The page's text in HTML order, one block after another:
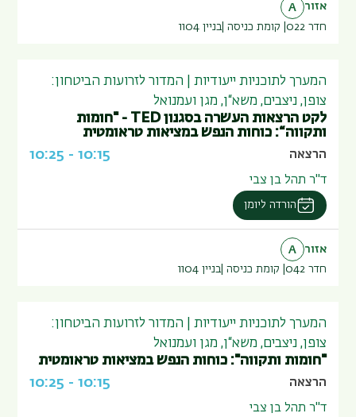
אזור
A
חדר 022
קומת כניסה בניין1104
המערך לתוכניות ייעודיות | המדור לזרועות הביטחון:
צופן, ניצבים, משא“ן, מגן ועמנואל
לקט הרצאות העשרה בסגנון TED - "חומות
ותקווה“: כוחות הנפש במציאות טראומטית
הרצאה 10:15
-
10:25
ד"ר תהל בן צבי
הורדה ליומן
אזור
A
חדר 042
קומת כניסה בניין1104
המערך לתוכניות ייעודיות | המדור לזרועות הביטחון:
צופן, ניצבים, משא“ן, מגן ועמנואל
"חומות ותקווה": כוחות הנפש במציאות טראומטית
הרצאה 10:15
-
10:25
ד"ר תהל בן צבי